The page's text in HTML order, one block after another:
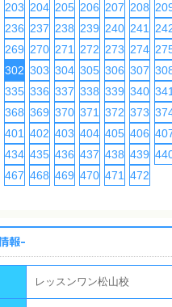
203 204 205 206 207 208
236 237 238 239 240 241
269 270 271 272 273 274
302 303 304 305 306 307
335 336 337 338 339 340 341
368 369 370 371 372 373
401 402 403 404 405 406
434 435 436 437 438 439
467 468 469 470 471 472
レッスンワン松山校